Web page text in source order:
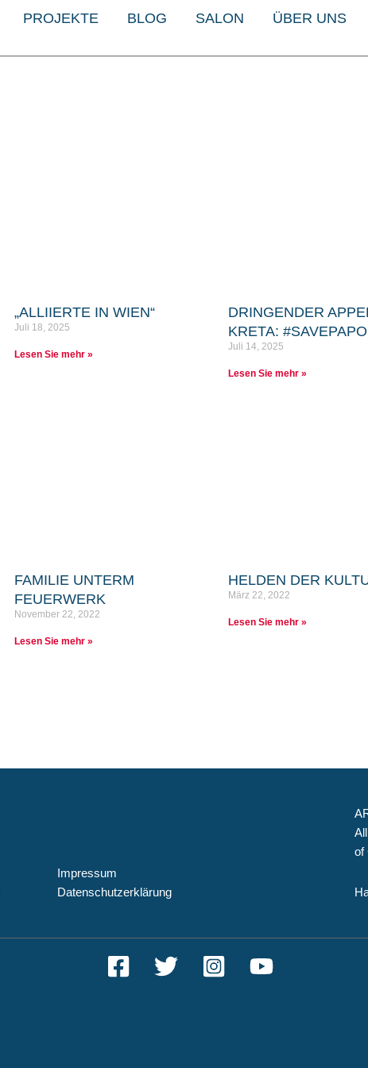
PROJEKTE BLOG SALON ÜBER UNS
„ALLIIERTE IN WIEN“
Juli 18, 2025
Lesen Sie mehr »
DRINGENDER
KRETA:
Juli 14, 2025
Lesen Sie mehr »
FAMILIE UNTERM
FEUERWERK
November 22, 2022
Lesen Sie mehr »
HELDEN DER
März 22, 2022
Lesen Sie mehr »
Impressum
Datenschutzerklärung
of